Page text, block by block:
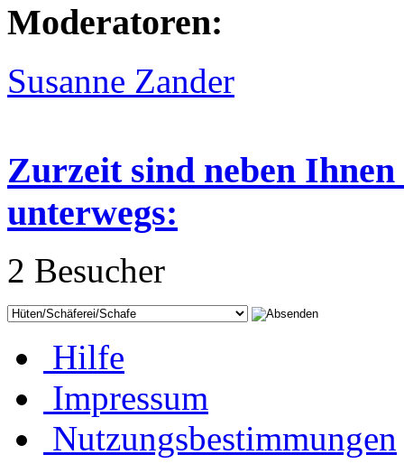
Moderatoren:
Susanne Zander
Zurzeit sind neben
unterwegs:
2 Besucher
Hilfe
Impressum
Nutzungsbestimmungen